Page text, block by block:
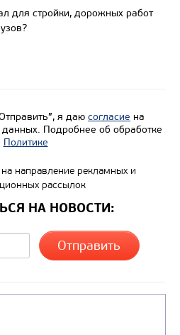
кг
м3
Узнать цену
для стройки, дорожных работ
я даю согласие на
Подробнее об обработке
Политике
на направление рекламных и
рассылок
НА НОВОСТИ: